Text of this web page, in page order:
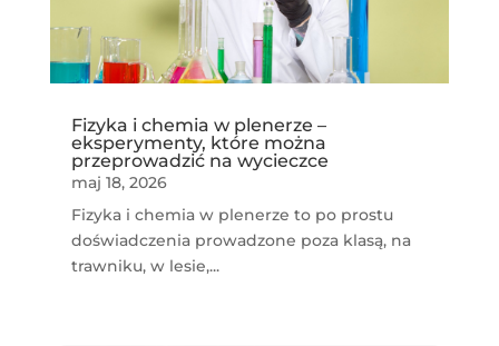
Fizyka i chemia w plenerze –
eksperymenty, które można
przeprowadzić na wycieczce
maj 18, 2026
Fizyka i chemia w plenerze to po prostu
doświadczenia prowadzone poza klasą, na
trawniku, w lesie,...